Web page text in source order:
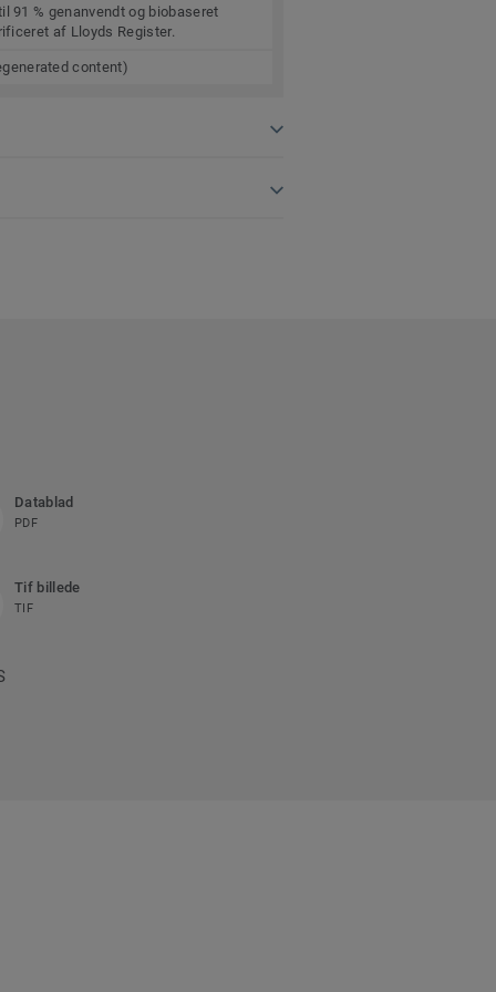
91 % genanvendt og biobaseret
af Lloyds Register.
content)
Datablad
PDF
Tif billede
TIF